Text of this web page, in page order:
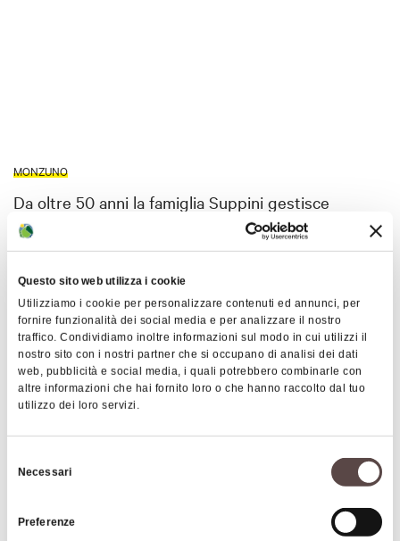
Questo sito web utilizza i cookie
Utilizziamo i cookie per personalizzare contenuti ed annunci, per
fornire funzionalità dei social media e per analizzare il nostro
traffico. Condividiamo inoltre informazioni sul modo in cui utilizzi il
nostro sito con i nostri partner che si occupano di analisi dei dati
web, pubblicità e social media, i quali potrebbero combinarle con
altre informazioni che hai fornito loro o che hanno raccolto dal tuo
utilizzo dei loro servizi.
delNecessari
Preferenze
MONZUNO
Da oltre 50 anni la famiglia Suppini gestisce
l’albergo-ristorante Monte Venere, coniugando
cucina tradizionale e l’ospitalità che
contraddistingue Monzuno, uno dei paesi più
caratteristici dell’Appennino bolognese, punto
fermo della Via Degli Dei
Mostra altro
Dettagli
Servizi